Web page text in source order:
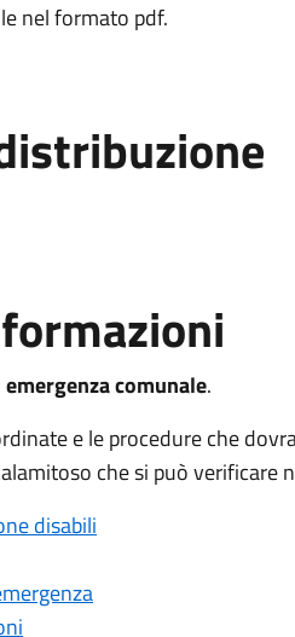
nel formato pdf.
comunale.
e le procedure che
che si può verificare
disabili